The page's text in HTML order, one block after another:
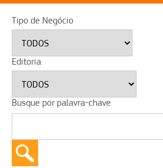
Tipo de Negócio
Editoria
Busque por palavra-chave